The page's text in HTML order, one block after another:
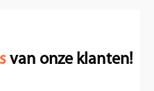
van onze klanten!